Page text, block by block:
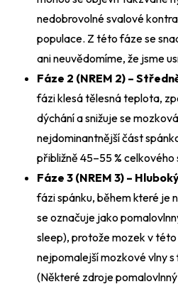
nedobrovolné svalové
populace. Z této fáze se
ani neuvědomíme, že jsme
Fáze 2 (NREM 2) –
fázi klesá tělesná teplota,
dýchání a snižuje se
nejdominantnější část
přibližně 45–55 % celkového
Fáze 3 (NREM 3) –
fázi spánku, během které je
se označuje jako
sleep), protože mozek v
nejpomalejší mozkové vlny
(Některé zdroje